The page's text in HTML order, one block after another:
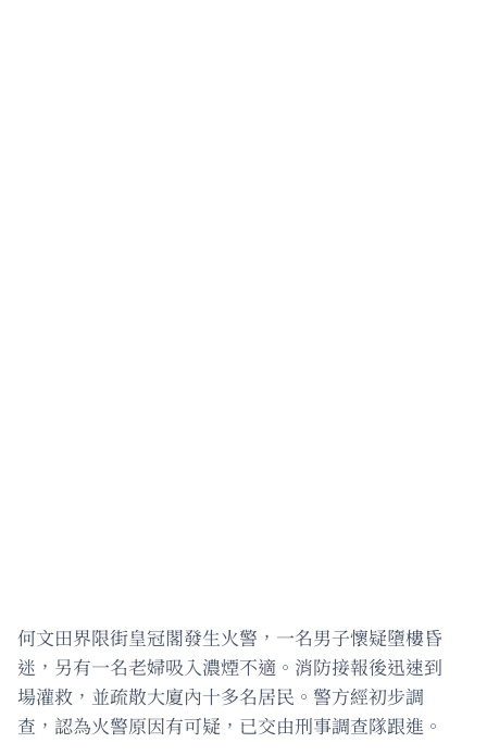
何文田界限街皇冠閣發生火警，一名男子懷疑墮樓昏
迷，另有一名老婦吸入濃煙不適。消防接報後迅速到
場灌救，並疏散大廈內十多名居民。警方經初步調
查，認為火警原因有可疑，已交由刑事調查隊跟進。